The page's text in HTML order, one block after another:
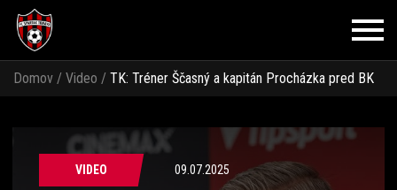
Domov / Video / TK: Tréner Ščasný a kapitán Procházka pred BK
VIDEO 09.07.2025